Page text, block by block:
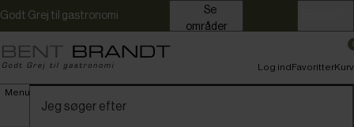
Godt Grej til gastronomi
områder
Menu
Log indFavoritterKurv